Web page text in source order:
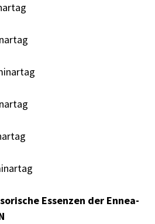
Essenzen der Ennea-